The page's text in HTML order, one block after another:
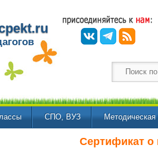
СПО, ВУЗ Методическая
Сертификат о